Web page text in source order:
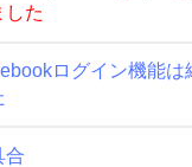
した
ログイン機能は
合